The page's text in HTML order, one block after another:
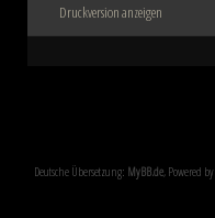
Druckversion anzeigen
Deutsche Übersetzung: MyBB.de, Powered by